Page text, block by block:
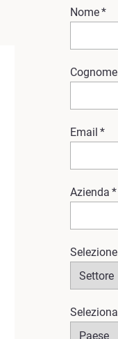
Nome*
Cognome
Email *
Azienda *